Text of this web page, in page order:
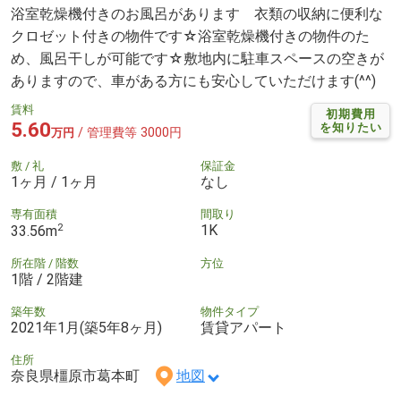
浴室乾燥機付きのお風呂があります 衣類の収納に便利な
クロゼット付きの物件です☆浴室乾燥機付きの物件のた
め、風呂干しが可能です☆敷地内に駐車スペースの空きが
ありますので、車がある方にも安心していただけます(^^)
初期費用
を知りたい
賃料
5.60万円 / 管理費等 3000円
敷 / 礼
1ヶ月 / 1ヶ月
保証金
なし
専有面積
33.56m2
間取り
1K
所在階 / 階数
1階 / 2階建
方位
築年数
2021年1月(築5年8ヶ月)
物件タイプ
賃貸アパート
住所
奈良県橿原市葛本町 地図